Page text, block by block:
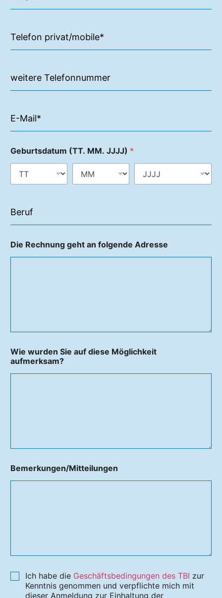
Geburtsdatum (TT. MM. JJJJ) *
Die Rechnung geht an folgende Adresse
Wie wurden Sie auf diese Möglichkeit
aufmerksam?
Bemerkungen/Mitteilungen
Ich habe die Geschäftsbedingungen des TBI zur
Kenntnis genommen und verpflichte mich mit
dieser Anmeldung zur Einhaltung der